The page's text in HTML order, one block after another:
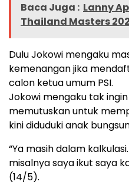
Baca Juga : Lanny
Thailand Masters
Dulu Jokowi mengaku
kemenangan jika
calon ketua umum PSI.
Jokowi mengaku tak
memutuskan untuk
kini diduduki anak
“Ya masih dalam
misalnya saya ikut saya
(14/5).